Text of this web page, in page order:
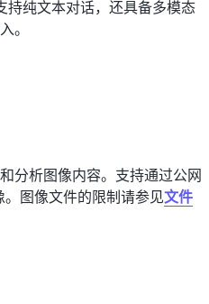
纯文本对话，还具备多模态
。
分析图像内容。支持通过公网
图像文件的限制请参见文件